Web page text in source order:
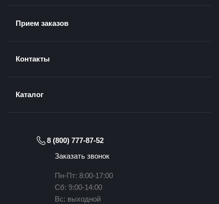
Прием заказов
Контакты
Каталог
8 (800) 777-87-52
Заказать звонок
Пн-Пт: 8:00-17:00
Сб: 9:00-14:00
Вс: выходной